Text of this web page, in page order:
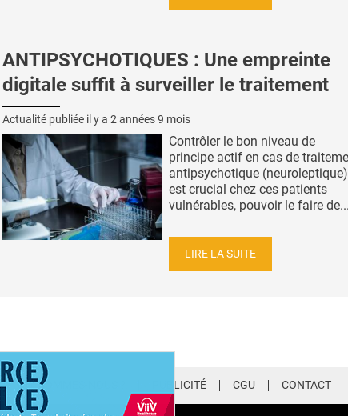
ANTIPSYCHOTIQUES : Une empreinte
digitale suffit à surveiller le traitement
Actualité publiée il y a 2 années 9 mois
Contrôler le bon niveau de
principe actif en cas de
antipsychotique (neuroleptique)
est crucial chez ces patients
vulnérables, pouvoir le faire de...
LIRE LA SUITE
QUI SOMMES-NOUS ? PUBLICITÉ CGU CONTACT